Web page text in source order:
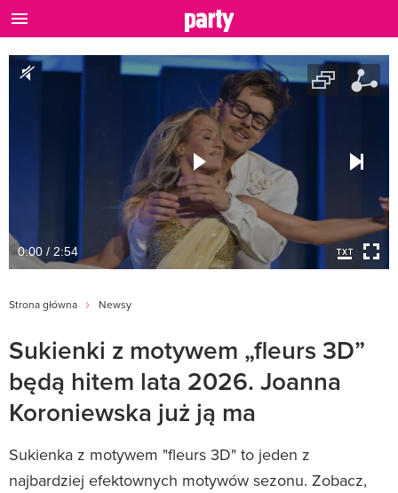
0:00 / 2:54
Strona główna Newsy
Sukienki z motywem „fleurs 3D”
będą hitem lata 2026. Joanna
Koroniewska już ją ma
Sukienka z motywem "fleurs 3D" to jeden z
najbardziej efektownych motywów sezonu. Zobacz,